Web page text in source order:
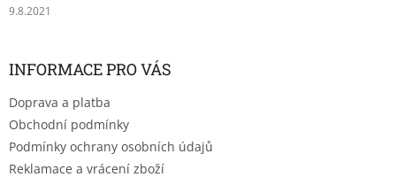
9.8.2021
INFORMACE PRO VÁS
Doprava a platba
Obchodní podmínky
Podmínky ochrany osobních údajů
Reklamace a vrácení zboží